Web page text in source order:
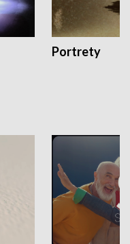
Portrety